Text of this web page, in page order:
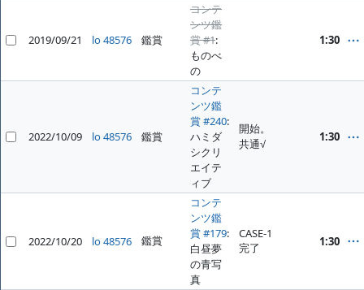
2019/09/21 lo 48576 鑑賞
コンテ
ンツ鑑
賞 #1:
ものべ
の
1:30
2022/10/09 lo 48576 鑑賞
コンテ
ンツ鑑
賞 #240:
ハミダ
シクリ
エイテ
ィブ
開始。
共通√
1:30
2022/10/20 lo 48576 鑑賞
コンテ
ンツ鑑
賞 #179:
白昼夢
の青写
真
CASE-1
完了
1:30